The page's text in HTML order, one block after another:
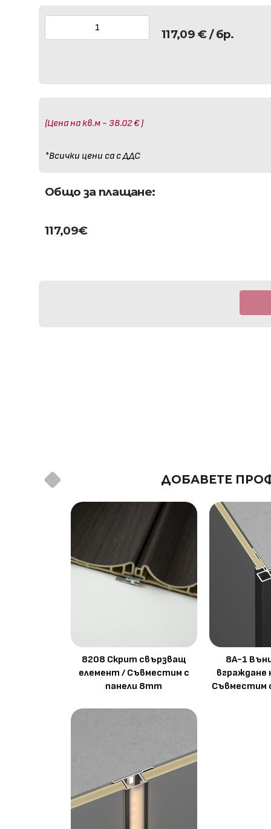
117,09 €/ бр.
(Цена на кв.м - 38.02 € )
*Всички цени са с ДДС
Общо за плащане:
117,09€
ДОБАВЕТЕ
8208 Скрит свързващ
елемент / Съвместим с
панели 8mm
8A-1
вграждане
Съвместим